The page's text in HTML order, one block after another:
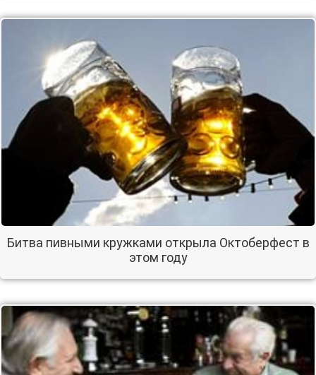
Битва пивными кружками открыла Октоберфест в
этом году